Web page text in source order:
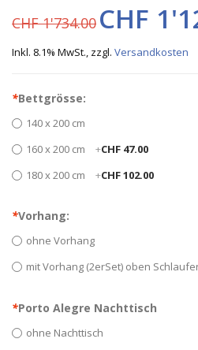
CHF 1'734.00 CHF
Inkl. 8.1% MwSt., zzgl. Versandkosten
*Bettgrösse:
140 x 200 cm
160 x 200 cm
+CHF 47.00
180 x 200 cm
+CHF 102.00
*Vorhang:
ohne Vorhang
mit Vorhang (2erSet) oben
*Porto Alegre Nachttisch
ohne Nachttisch